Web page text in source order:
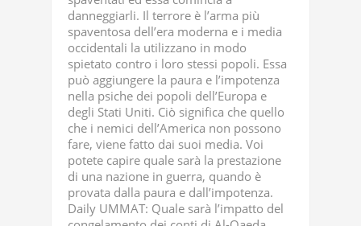
danneggiarli. Il terrore è l’arma più
spaventosa dell’era moderna e i media
occidentali la utilizzano in modo
spietato contro i loro stessi popoli. Essa
può aggiungere la paura e l’impotenza
nella psiche dei popoli dell’Europa e
degli Stati Uniti. Ciò significa che quello
che i nemici dell’America non possono
fare, viene fatto dai suoi media. Voi
potete capire quale sarà la prestazione
di una nazione in guerra, quando è
provata dalla paura e dall’impotenza.
Daily UMMAT: Quale sarà l’impatto del